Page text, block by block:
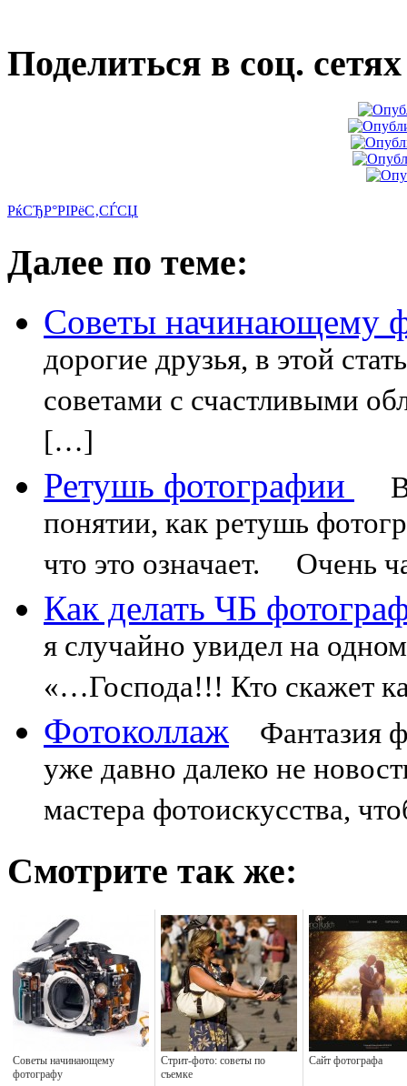
Поделиться в соц. сетях
РќСЂР°РІРёС‚СЃСЏ
Далее по теме:
Советы начинающему
дорогие друзья, в этой
советами с счастливыми
[…]
Ретушь фотографии
понятии, как ретушь
что это означает. Очень
Как делать ЧБ
я случайно увидел на
«…Господа!!! Кто скажет
Фотоколлаж
Фантазия
уже давно далеко не
мастера фотоискусства,
Смотрите так же:
Советы начинающему
фотографу
Стрит-фото: советы по
съемке
Сайт фотографа